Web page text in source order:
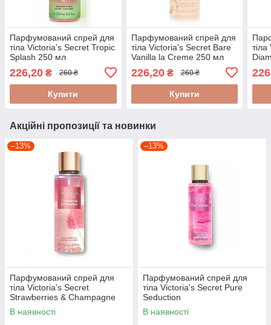
Парфумований спрей для
тіла Victoria's Secret Tropic
Splash 250 мл
226,20 ₴ 260 ₴
Купити
Парфумований спрей для
тіла Victoria's Secret Bare
Vanilla la Creme 250 мл
226,20₴ 260 ₴
Купити
Акційні пропозиції та новинки
–13%
Парфумований спрей для
тіла Victoria's Secret
Strawberries & Champagne
250ml
В наявності
–13%
Парфумований спрей для
тіла Victoria's Secret Pure
Seduction
В наявності